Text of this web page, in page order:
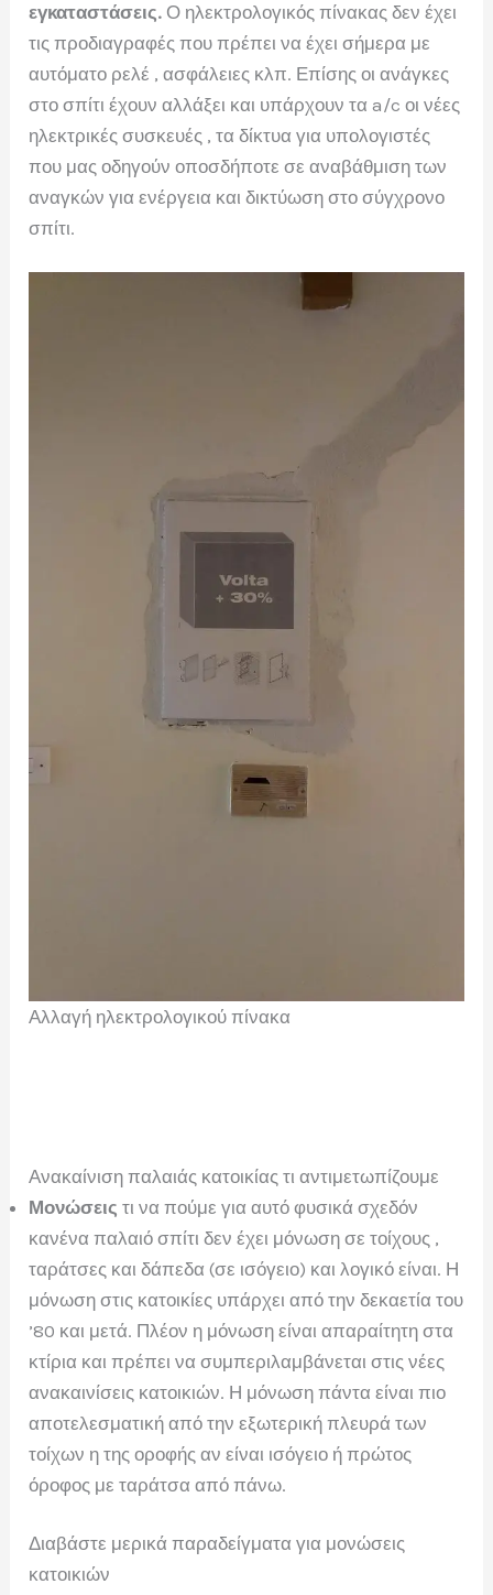
εγκαταστάσεις. Ο ηλεκτρολογικός πίνακας δεν έχει
τις προδιαγραφές που πρέπει να έχει σήμερα με
αυτόματο ρελέ , ασφάλειες κλπ. Επίσης οι ανάγκες
στο σπίτι έχουν αλλάξει και υπάρχουν τα a/c οι νέες
ηλεκτρικές συσκευές , τα δίκτυα για υπολογιστές
που μας οδηγούν οποσδήποτε σε αναβάθμιση των
αναγκών για ενέργεια και δικτύωση στο σύγχρονο
σπίτι.
Αλλαγή ηλεκτρολογικού πίνακα
Ανακαίνιση παλαιάς κατοικίας τι αντιμετωπίζουμε
Μονώσεις τι να πούμε για αυτό φυσικά σχεδόν
κανένα παλαιό σπίτι δεν έχει μόνωση σε τοίχους ,
ταράτσες και δάπεδα (σε ισόγειο) και λογικό είναι. Η
μόνωση στις κατοικίες υπάρχει από την δεκαετία του
’80 και μετά. Πλέον η μόνωση είναι απαραίτητη στα
κτίρια και πρέπει να συμπεριλαμβάνεται στις νέες
ανακαινίσεις κατοικιών. Η μόνωση πάντα είναι πιο
αποτελεσματική από την εξωτερική πλευρά των
τοίχων η της οροφής αν είναι ισόγειο ή πρώτος
όροφος με ταράτσα από πάνω.
Διαβάστε μερικά παραδείγματα για μονώσεις
κατοικιών